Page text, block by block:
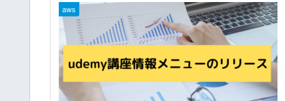
aws